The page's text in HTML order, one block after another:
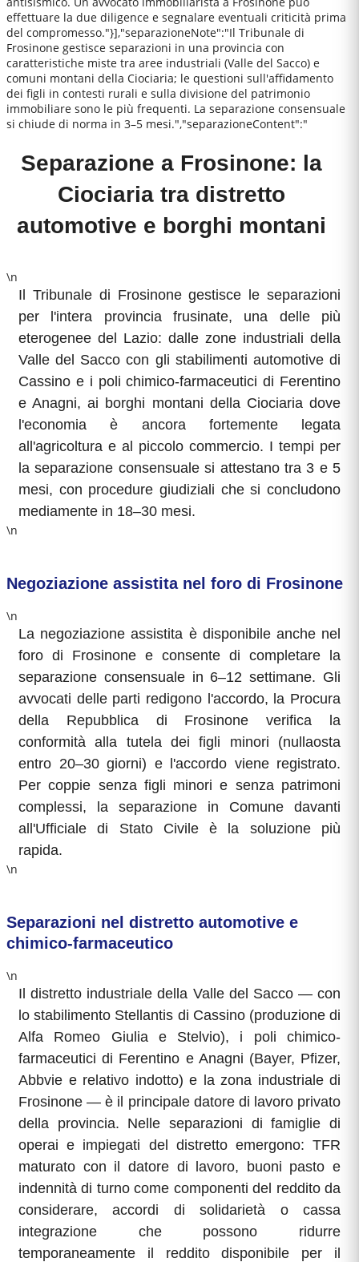
effettuare la due diligence e segnalare eventuali criticità prima
del compromesso."}],"separazioneNote":"Il Tribunale di
Frosinone gestisce separazioni in una provincia con
caratteristiche miste tra aree industriali (Valle del Sacco) e
comuni montani della Ciociaria; le questioni sull'affidamento
dei figli in contesti rurali e sulla divisione del patrimonio
immobiliare sono le più frequenti. La separazione consensuale
si chiude di norma in 3–5 mesi.","separazioneContent":"
Separazione a Frosinone: la
Ciociaria tra distretto
automotive e borghi montani
\n
Il Tribunale di Frosinone gestisce le separazioni
per l'intera provincia frusinate, una delle più
eterogenee del Lazio: dalle zone industriali della
Valle del Sacco con gli stabilimenti automotive di
Cassino e i poli chimico-farmaceutici di Ferentino
e Anagni, ai borghi montani della Ciociaria dove
l'economia è ancora fortemente legata
all'agricoltura e al piccolo commercio. I tempi per
la separazione consensuale si attestano tra 3 e 5
mesi, con procedure giudiziali che si concludono
mediamente in 18–30 mesi.
\n
Negoziazione assistita nel foro di Frosinone
\n
La negoziazione assistita è disponibile anche nel
foro di Frosinone e consente di completare la
separazione consensuale in 6–12 settimane. Gli
avvocati delle parti redigono l'accordo, la Procura
della Repubblica di Frosinone verifica la
conformità alla tutela dei figli minori (nullaosta
entro 20–30 giorni) e l'accordo viene registrato.
Per coppie senza figli minori e senza patrimoni
complessi, la separazione in Comune davanti
all'Ufficiale di Stato Civile è la soluzione più
rapida.
\n
Separazioni nel distretto automotive e
chimico-farmaceutico
\n
Il distretto industriale della Valle del Sacco — con
lo stabilimento Stellantis di Cassino (produzione di
Alfa Romeo Giulia e Stelvio), i poli chimico-
farmaceutici di Ferentino e Anagni (Bayer, Pfizer,
Abbvie e relativo indotto) e la zona industriale di
Frosinone — è il principale datore di lavoro privato
della provincia. Nelle separazioni di famiglie di
operai e impiegati del distretto emergono: TFR
maturato con il datore di lavoro, buoni pasto e
indennità di turno come componenti del reddito da
considerare, accordi di solidarietà o cassa
integrazione che possono ridurre
temporaneamente il reddito disponibile per il